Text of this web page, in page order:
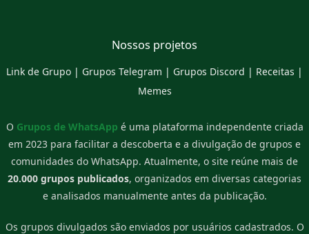
Nossos projetos
Link de Grupo | Grupos Telegram | Grupos Discord | Receitas |
Memes
O Grupos de WhatsApp é uma plataforma independente criada
em 2023 para facilitar a descoberta e a divulgação de grupos e
comunidades do WhatsApp. Atualmente, o site reúne mais de
20.000 grupos publicados, organizados em diversas categorias
e analisados manualmente antes da publicação.
Os grupos divulgados são enviados por usuários cadastrados. O